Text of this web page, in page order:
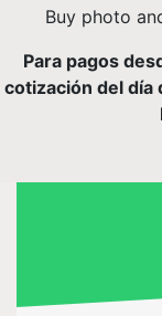
Buy photo
Para pagos
cotización del día